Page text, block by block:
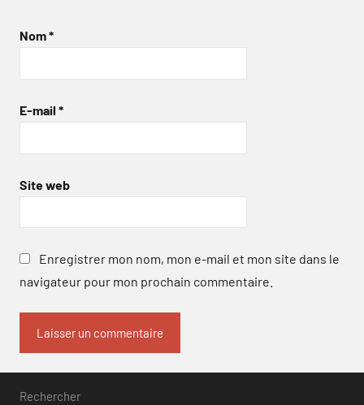
Nom*
E-mail *
Site web
Enregistrer mon nom, mon e-mail et mon site dans le
navigateur pour mon prochain commentaire.
Rechercher